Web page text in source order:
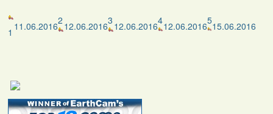
1 11.06.20162 12.06.20163 12.06.2016412.06.2016515.06.2016